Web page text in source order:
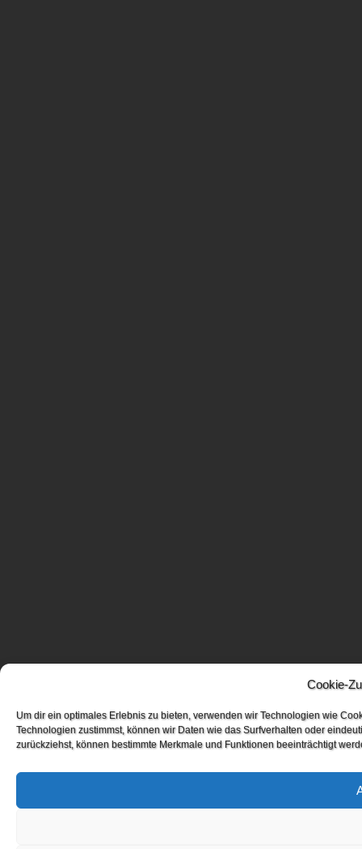
Cookie-
Um dir ein optimales Erlebnis zu bieten, verwenden wir Technologien wie
Technologien zustimmst, können wir Daten wie das Surfverhalten oder
zurückziehst, können bestimmte Merkmale und Funktionen beeinträchtigt